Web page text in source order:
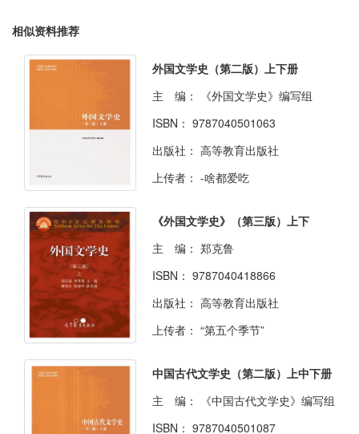
相似资料推荐
外国文学史（第二版）上下册
主 编：
《外国文学史》编写组
ISBN： 9787040501063
出版社： 高等教育出版社
上传者： -啥都爱吃
《外国文学史》（第三版）上下
主 编： 郑克鲁
ISBN： 9787040418866
出版社： 高等教育出版社
上传者： “第五个季节”
中国古代文学史（第二版）上中下册
主 编：
《中国古代文学史》编写组
ISBN： 9787040501087